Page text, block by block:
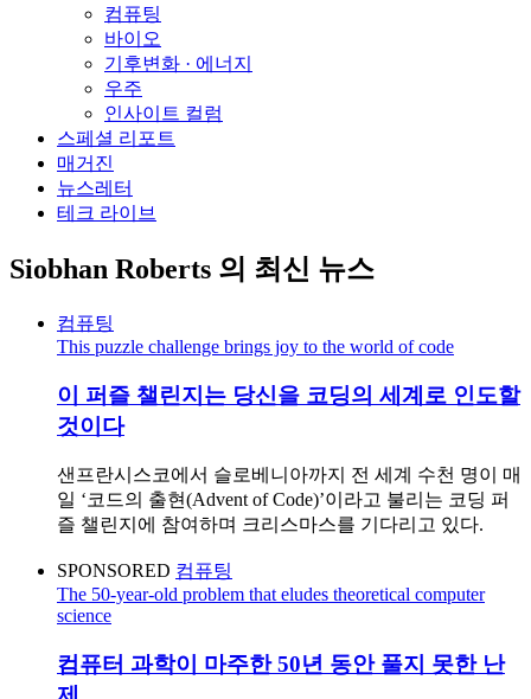
컴퓨팅
바이오
기후변화 · 에너지
우주
인사이트 컬럼
스페셜 리포트
매거진
뉴스레터
테크 라이브
Siobhan Roberts 의 최신 뉴스
컴퓨팅
This puzzle challenge brings joy to the world of code
이 퍼즐 챌린지는 당신을 코딩의 세계로 인도할
것이다
샌프란시스코에서 슬로베니아까지 전 세계 수천 명이 매
일 ‘코드의 출현(Advent of Code)’이라고 불리는 코딩 퍼
즐 챌린지에 참여하며 크리스마스를 기다리고 있다.
SPONSORED 컴퓨팅
The 50-year-old problem that eludes theoretical computer
science
컴퓨터 과학이 마주한 50년 동안 풀지 못한 난